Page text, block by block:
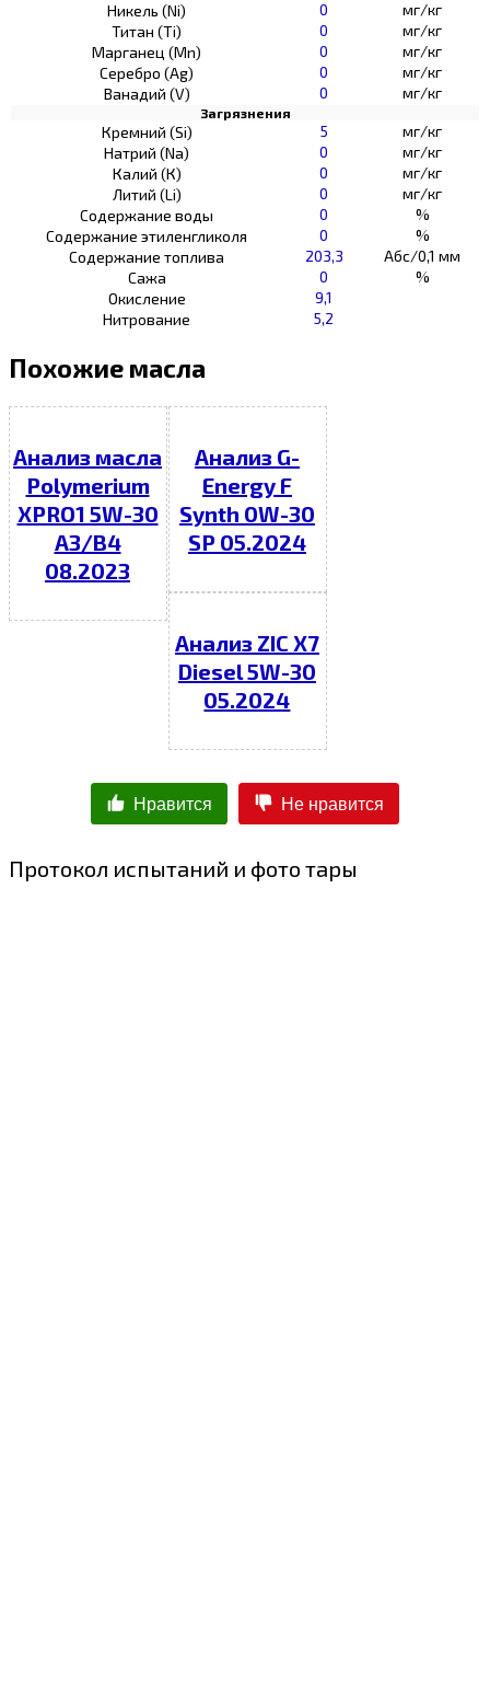
Никель (Ni)
0
мг/кг
Титан (Ti)
0
мг/кг
Марганец (Mn)
0
мг/кг
Серебро (Ag)
0
мг/кг
Ванадий (V)
0 мг/кг
Загрязнения
Кремний (Si) 5
мг/кг
Натрий (Na)
0
мг/кг
Калий (К)
0
мг/кг
Литий (Li)
0
мг/кг
Содержание воды
0
%
Содержание этиленгликоля
0
%
Содержание топлива
203,3
Абс/0,1 мм
Сажа
0
%
Окисление
9,1
Нитрование
5,2
Похожие масла
Анализ масла
Polymerium
XPRO1 5W-30
A3/B4
08.2023
Анализ G-
Energy F
Synth 0W-30
SP 05.2024
Анализ ZIC X7
Diesel 5W-30
05.2024
Нравится Не нравится
Протокол испытаний и фото тары